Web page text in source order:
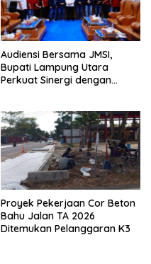
Audiensi Bersama JMSI,
Bupati Lampung Utara
Perkuat Sinergi dengan
Proyek Pekerjaan Cor Beton
Bahu Jalan TA 2026
Ditemukan Pelanggaran K3